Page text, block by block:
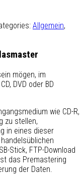
Allgemein,
mögen, im
DVD oder BD
wie CD-R,
zu stellen,
in eines dieser
Stick, FTP-Download
das Premastering
der Daten.